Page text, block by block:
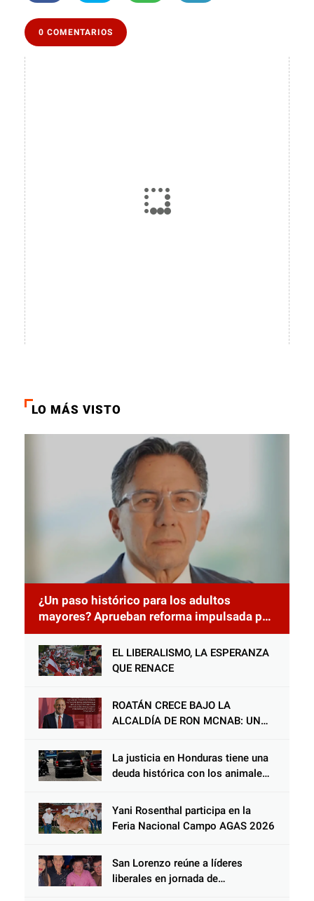
0 COMENTARIOS
LO MÁS VISTO
¿Un paso histórico para los adultos
mayores? Aprueban reforma impulsada por
el diputado Salomón Nazar para fortalecer
su protección en HondurasEL LIBERALISMO, LA ESPERANZA
QUE RENACE
ROATÁN CRECE BAJO LA
ALCALDÍA DE RON MCNAB: UN
COMUNIDAD Y DEL PARTIDO
LIBERAL
La justicia en Honduras tiene una
deuda histórica con los animales,
peso de la ley al responsable de
Choloma es consolidar un Estado
que protege al verdugo y
Yani Rosenthal participa en la
Feria Nacional Campo AGAS 2026
San Lorenzo reúne a líderes
liberales en jornada de